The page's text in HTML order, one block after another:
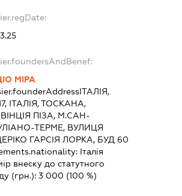
МІРА
ІТАЛІЯ,
ІТАЛІЯ, ТОСКАНА,
ПІЗА, М.САН-
ТЕРМЕ, ВУЛИЦЯ
ГАРСІЯ ЛОРКА, БУД 60
Італія
внеску до статутного
(грн.): 3 000 (100 %)